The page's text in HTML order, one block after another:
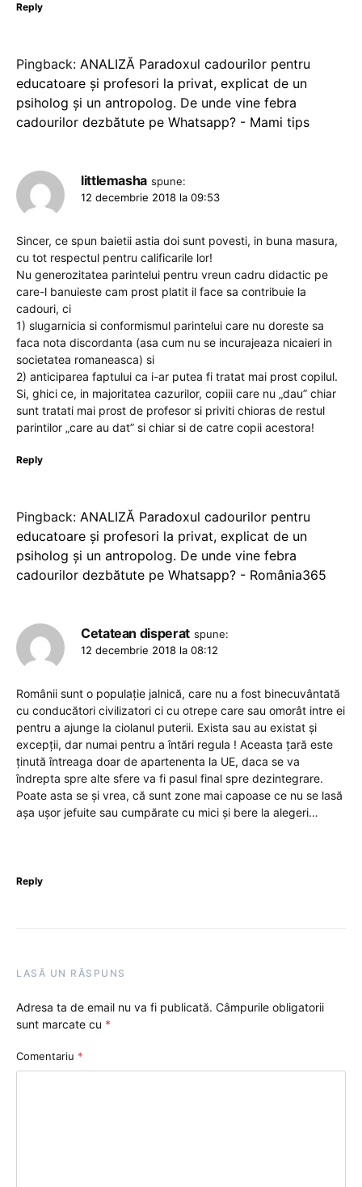
Reply
Pingback: ANALIZĂ Paradoxul cadourilor pentru
educatoare și profesori la privat, explicat de un
psiholog și un antropolog. De unde vine febra
cadourilor dezbătute pe Whatsapp? - Mami tips
littlemasha spune:
12 decembrie 2018 la 09:53
Sincer, ce spun baietii astia doi sunt povesti, in buna masura,
cu tot respectul pentru calificarile lor!
Nu generozitatea parintelui pentru vreun cadru didactic pe
care-l banuieste cam prost platit il face sa contribuie la
cadouri, ci
1) slugarnicia si conformismul parintelui care nu doreste sa
faca nota discordanta (asa cum nu se incurajeaza nicaieri in
societatea romaneasca) si
2) anticiparea faptului ca i-ar putea fi tratat mai prost copilul.
Si, ghici ce, in majoritatea cazurilor, copiii care nu „dau” chiar
sunt tratati mai prost de profesor si priviti chioras de restul
parintilor „care au dat” si chiar si de catre copii acestora!
Reply
Pingback: ANALIZĂ Paradoxul cadourilor pentru
educatoare și profesori la privat, explicat de un
psiholog și un antropolog. De unde vine febra
cadourilor dezbătute pe Whatsapp? - România365
Cetatean disperat spune:
12 decembrie 2018 la 08:12
Românii sunt o populație jalnică, care nu a fost binecuvântată
cu conducători civilizatori ci cu otrepe care sau omorât intre ei
pentru a ajunge la ciolanul puterii. Exista sau au existat și
excepții, dar numai pentru a întări regula ! Aceasta țară este
ținută întreaga doar de apartenenta la UE, daca se va
îndrepta spre alte sfere va fi pasul final spre dezintegrare.
Poate asta se și vrea, că sunt zone mai capoase ce nu se lasă
așa ușor jefuite sau cumpărate cu mici și bere la alegeri…
Reply
LASĂ UN RĂSPUNS
Adresa ta de email nu va fi publicată. Câmpurile obligatorii
sunt marcate cu *
Comentariu *